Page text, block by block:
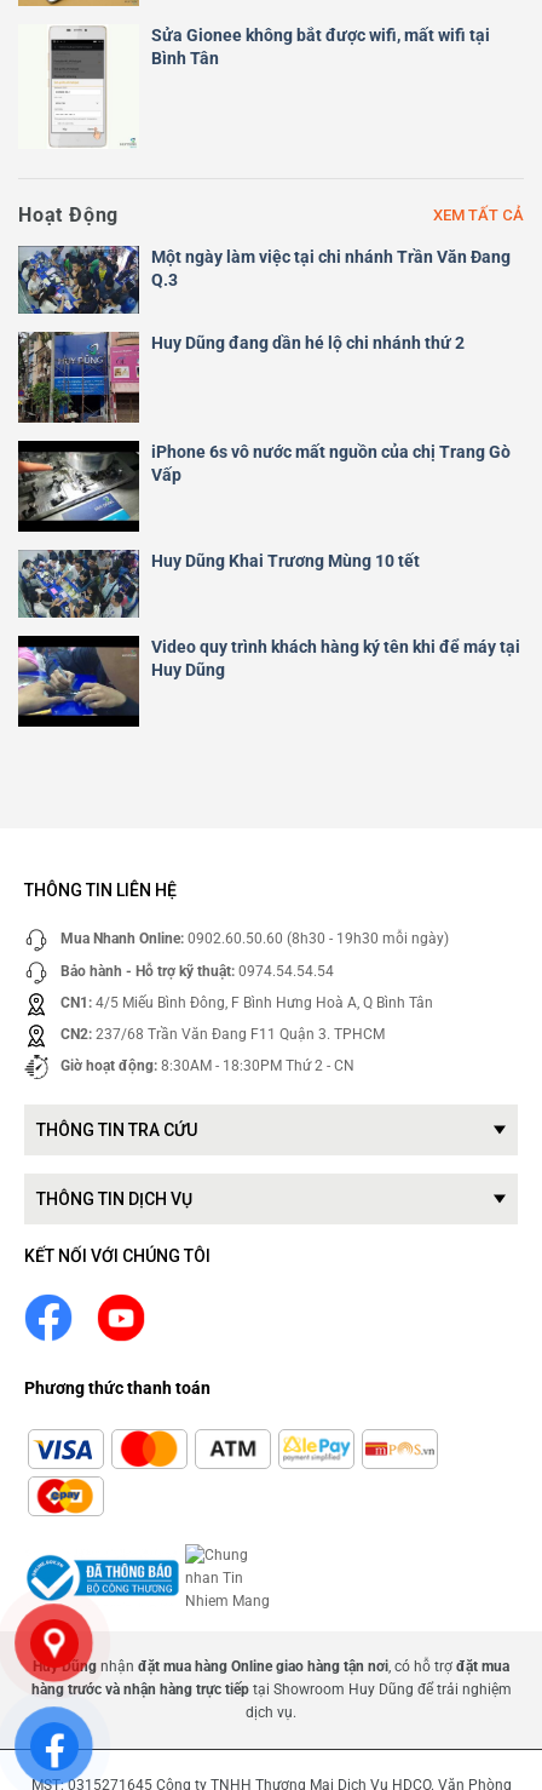
Sửa Gionee không bắt được wifi, mất wifi tại
Bình Tân
Hoạt Động XEM TẤT CẢ
Một ngày làm việc tại chi nhánh Trần Văn Đang
Q.3
Huy Dũng đang dần hé lộ chi nhánh thứ 2
iPhone 6s vô nước mất nguồn của chị Trang Gò
Vấp
Huy Dũng Khai Trương Mùng 10 tết
Video quy trình khách hàng ký tên khi để máy tại
Huy Dũng
THÔNG TIN LIÊN HỆ
Mua Nhanh Online: 0902.60.50.60 (8h30 - 19h30 mỗi ngày)
Bảo hành - Hỗ trợ kỹ thuật: 0974.54.54.54
CN1: 4/5 Miếu Bình Đông, F Bình Hưng Hoà A, Q Bình Tân
CN2: 237/68 Trần Văn Đang F11 Quận 3. TPHCM
Giờ hoạt động: 8:30AM - 18:30PM Thứ 2 - CN
THÔNG TIN TRA CỨU
THÔNG TIN DỊCH VỤ
KẾT NỐI VỚI CHÚNG TÔI
Phương thức thanh toán
Huy Dũng nhận đặt mua hàng Online giao hàng tận nơi, có hỗ trợ đặt mua
hàng trước và nhận hàng trực tiếptại Showroom Huy Dũng để trải nghiệm
dịch vụ.
MST: 0315271645 Công ty TNHH Thương Mại Dịch Vụ HDCO. Văn Phòng